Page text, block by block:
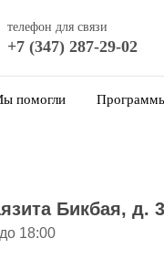
телефон для связи
+7 (347) 287-29-02
помогли
Бикбая, д.
18:00